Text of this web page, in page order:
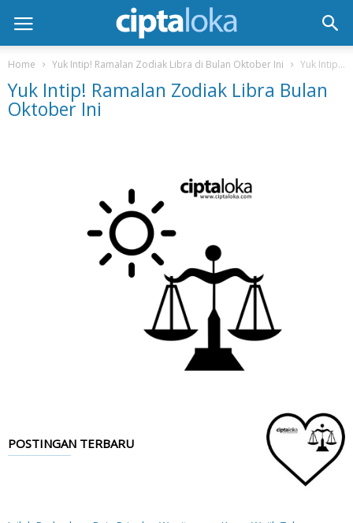
Home Yuk Intip! Ramalan Zodiak Libra di Bulan Oktober Ini Yuk Intip! Ramalan Zodiak Libra Bulan Oktober Ini
Yuk Intip! Ramalan Zodiak Libra Bulan
Oktober Ini
POSTINGAN TERBARU